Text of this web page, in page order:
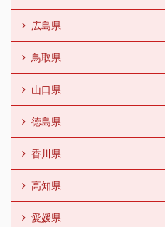
広島県
鳥取県
山口県
徳島県
香川県
高知県
愛媛県